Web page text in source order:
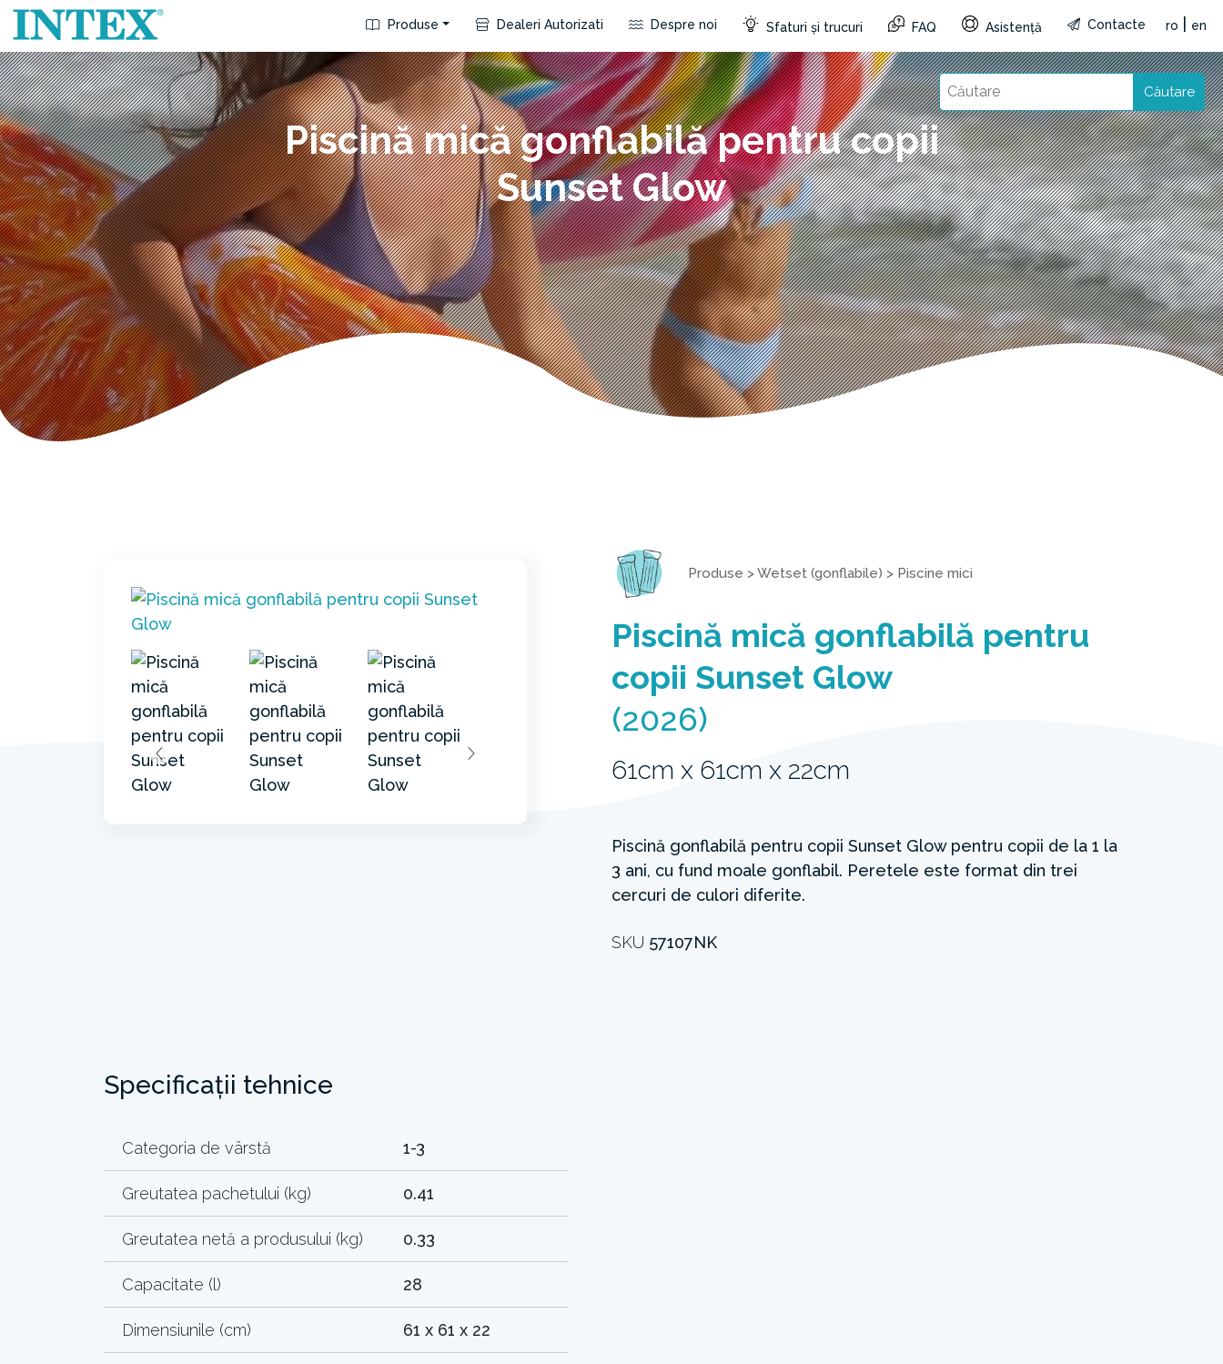
Produse Dealeri Autorizati Despre noi Sfaturi și trucuri FAQ Asistență Contacte ro en
Căutare
Piscină mică gonflabilă pentru copii
Sunset Glow
Produse >Wetset (gonflabile) > Piscine mici
Piscină mică gonflabilă pentru
copii Sunset Glow
(2026)
61cm x 61cm x 22cm
Piscină gonflabilă pentru copii Sunset Glow pentru copii de la 1 la
3 ani, cu fund moale gonflabil. Peretele este format din trei
cercuri de culori diferite.
SKU 57107NK
Specificații tehnice
Categoria de vârstă 1-3
Greutatea pachetului (kg) 0.41
Greutatea netă a produsului (kg) 0.33
Capacitate (l) 28
Dimensiunile (cm) 61 x 61 x 22